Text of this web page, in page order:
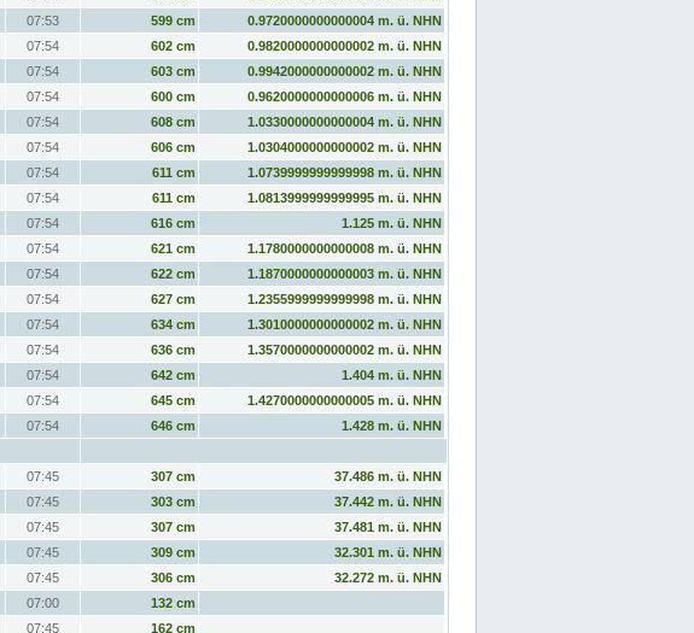
07:53 599 cm
0.9720000000000004 m. ü. NHN
07:54 602 cm
0.9820000000000002 m. ü. NHN
07:54 603 cm
0.9942000000000002 m. ü. NHN
07:54 600 cm
0.9620000000000006 m. ü. NHN
07:54 608 cm
1.0330000000000004 m. ü. NHN
07:54 606 cm
1.0304000000000002 m. ü. NHN
07:54 611 cm
1.0739999999999998 m. ü. NHN
07:54 611 cm
1.0813999999999995 m. ü. NHN
07:54 616 cm
1.125 m. ü. NHN
07:54 621 cm
1.1780000000000008 m. ü. NHN
07:54 622 cm
1.1870000000000003 m. ü. NHN
07:54 627 cm
1.2355999999999998 m. ü. NHN
07:54 634 cm
1.3010000000000002 m. ü. NHN
07:54 636 cm
1.3570000000000002 m. ü. NHN
07:54 642 cm
1.404 m. ü. NHN
07:54 645 cm
1.4270000000000005 m. ü. NHN
07:54 646 cm
1.428 m. ü. NHN
07:45 307 cm
37.486 m. ü. NHN
07:45 303 cm
37.442 m. ü. NHN
07:45 307 cm
37.481 m. ü. NHN
07:45 309 cm
32.301 m. ü. NHN
07:45 306 cm
32.272 m. ü. NHN
07:00
132 cm
07:45 162 cm